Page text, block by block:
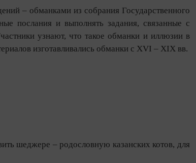
– обманками из собрания Государственного
послания и выполнять задания, связанные с
узнают, что такое обманки и иллюзии в
изготавливались обманки с XVI – XIX вв.
шеджере – родословную казанских котов, для